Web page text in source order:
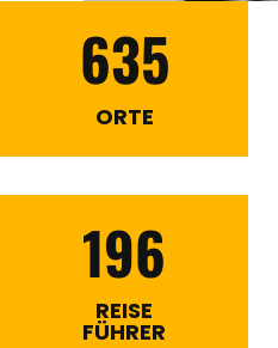
635
ORTE
196
REISE
FÜHRER